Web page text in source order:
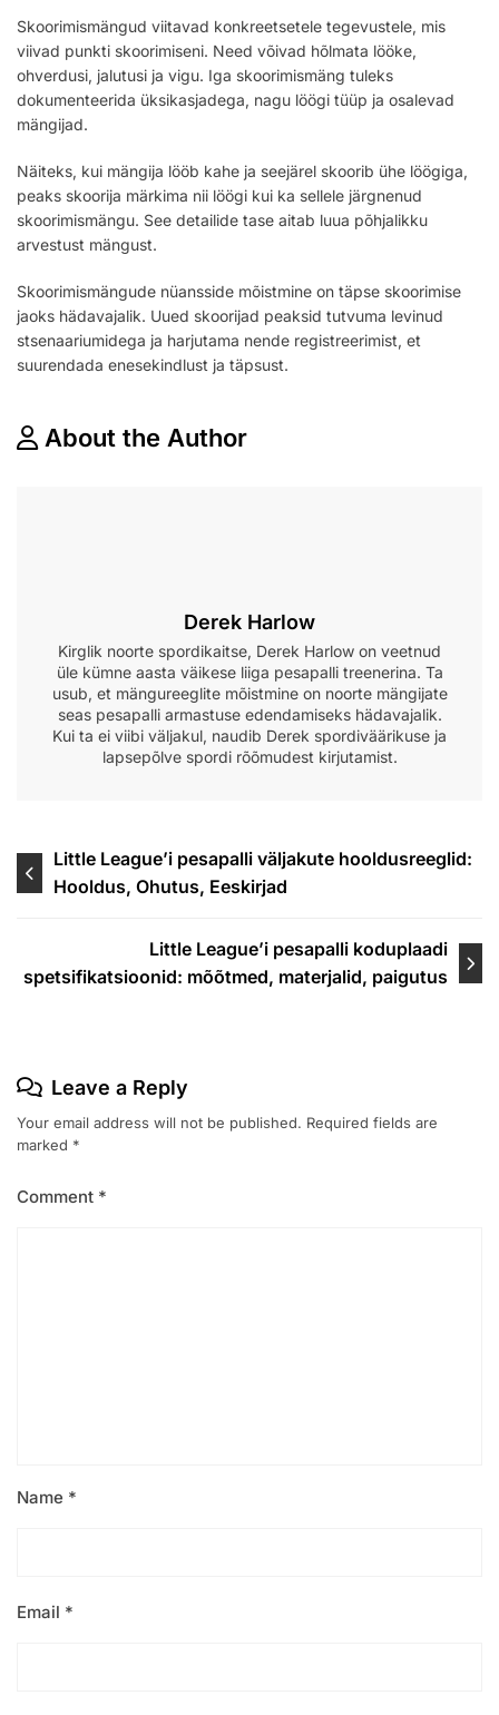
Skoorimismängud viitavad konkreetsetele tegevustele, mis
viivad punkti skoorimiseni. Need võivad hõlmata lööke,
ohverdusi, jalutusi ja vigu. Iga skoorimismäng tuleks
dokumenteerida üksikasjadega, nagu löögi tüüp ja osalevad
mängijad.
Näiteks, kui mängija lööb kahe ja seejärel skoorib ühe löögiga,
peaks skoorija märkima nii löögi kui ka sellele järgnenud
skoorimismängu. See detailide tase aitab luua põhjalikku
arvestust mängust.
Skoorimismängude nüansside mõistmine on täpse skoorimise
jaoks hädavajalik. Uued skoorijad peaksid tutvuma levinud
stsenaariumidega ja harjutama nende registreerimist, et
suurendada enesekindlust ja täpsust.
About the Author
Derek Harlow
Kirglik noorte spordikaitse, Derek Harlow on veetnud
üle kümne aasta väikese liiga pesapalli treenerina. Ta
usub, et mängureeglite mõistmine on noorte mängijate
seas pesapalli armastuse edendamiseks hädavajalik.
Kui ta ei viibi väljakul, naudib Derek spordiväärikuse ja
lapsepõlve spordi rõõmudest kirjutamist.
Post
navigation
Little League’i pesapalli väljakute hooldusreeglid:
Hooldus, Ohutus, Eeskirjad
Little League’i pesapalli koduplaadi
spetsifikatsioonid: mõõtmed, materjalid, paigutus
Leave a Reply
Your email address will not be published. Required fields are
marked *
Comment *
Name *
Email *